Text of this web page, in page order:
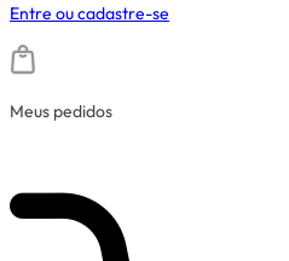
Entre oucadastre-se
Meus pedidos